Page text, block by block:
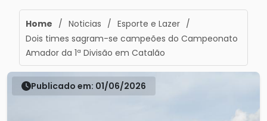
Home / Noticias / Esporte e Lazer /
Dois times sagram-se campeões do Campeonato
Amador da 1ª Divisão em Catalão
Publicado em: 01/06/2026